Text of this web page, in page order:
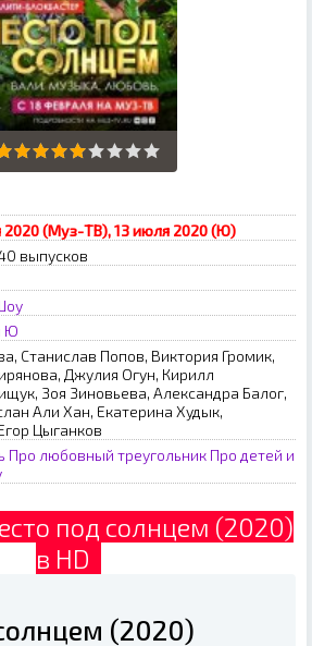
2020 (Муз-ТВ), 13 июля 2020 (Ю)
выпусков
Ю
Станислав Попов, Виктория Громик,
Джулия Огун, Кирилл
Зоя Зиновьева, Александра Балог,
Али Хан, Екатерина Худык,
Цыганков
Про любовный треугольник Про детей и
под солнцем (2020)
в HD
(2020)